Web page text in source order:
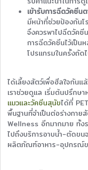
เข้ารับการฉีดวัคซีน
มีหน้าที่ช่วยป้องกัน
จึงควรพาไปฉีดวัคซี
การฉีดวัคซีนไว้เป็น
โปรแกรมในครั้งถัด
ได้เลี้ยงสัตว์เพื่อฮีลใจกันแ
เราช่วยดูแล เริ่มต้นปรึกษ
แมวและวัคซีนสุนัขได้ที่
พื้นฐานที่จำเป็นต่อร่างกาย
Wellness อีกมากมาย ทั้ง
ไปถึงบริการอาบน้ำ-ตัดขน
ผลิตภัณฑ์อาหาร-อุปกรณ์ข